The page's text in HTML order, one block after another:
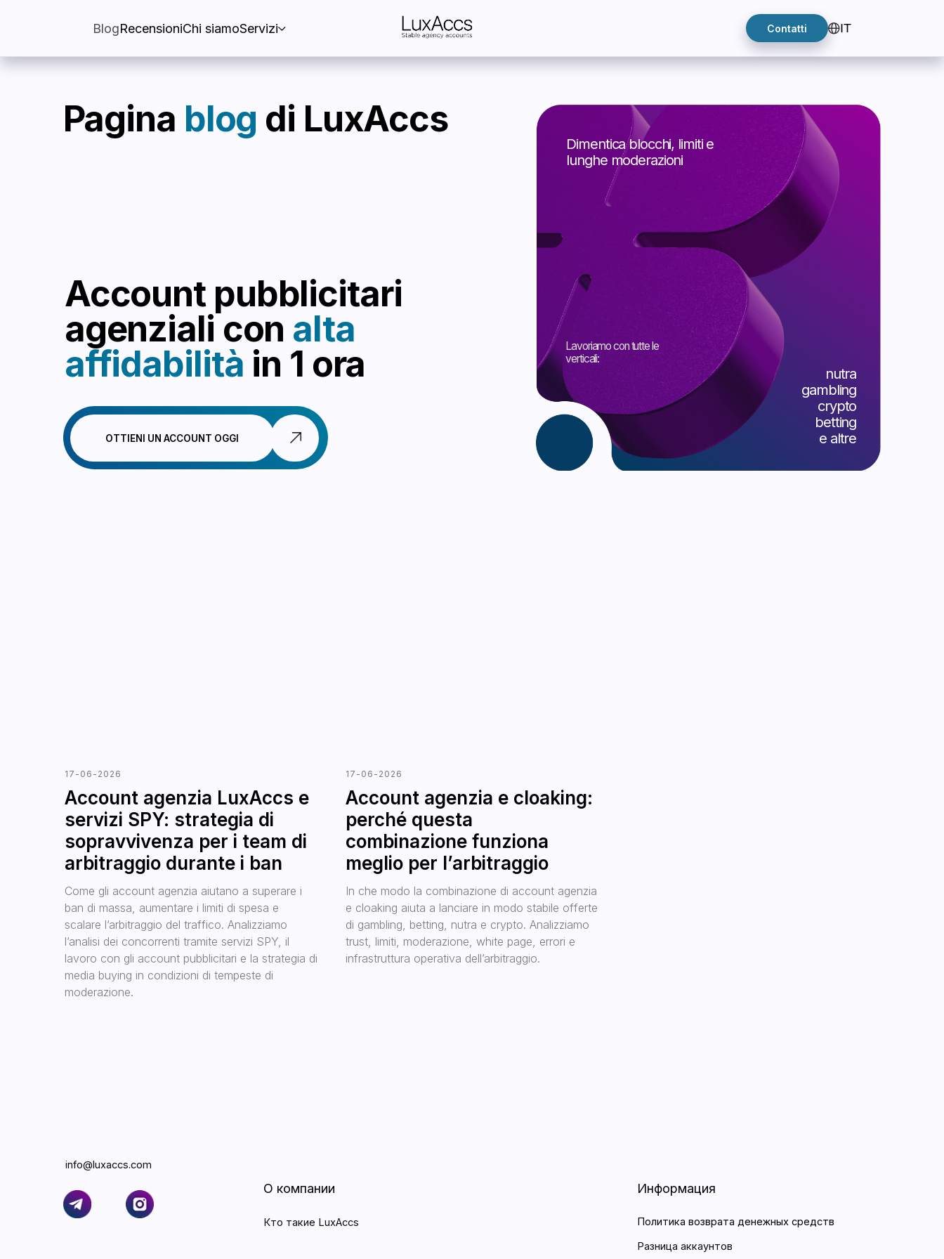
BlogRecensioniChi siamoServizi Contatti IT
agenziali conalta
affidabilitàin 1 ora
Paginablogdi LuxAccs
Dimentica blocchi, limiti e
lunghe moderazioni
nutra
gambling
Lavoriamo con tutte le
17-06-2026
Account agenzia LuxAccs e
servizi SPY: strategia di
sopravvivenza per i team di
arbitraggio durante i ban
Come gli account agenzia aiutano a superare i
ban di massa, aumentare i limiti di spesa e
scalare l’arbitraggio del traffico. Analizziamo
l’analisi dei concorrenti tramite servizi SPY, il
lavoro con gli account pubblicitari e la strategia di
media buying in condizioni di tempeste di
moderazione.
17-06-2026
Account agenzia e cloaking:
perché questa
combinazione funziona
meglio per l’arbitraggio
In che modo la combinazione di account agenzia
e cloaking aiuta a lanciare in modo stabile offerte
di gambling, betting, nutra e crypto. Analizziamo
trust, limiti, moderazione, white page, errori e
infrastruttura operativa dell’arbitraggio.
LUXACCS Разработка сайта